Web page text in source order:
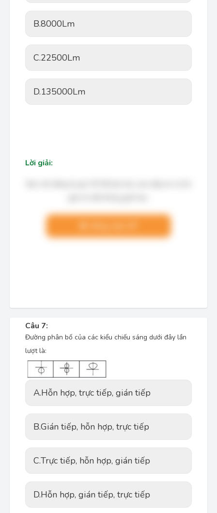
B.8000Lm
C.22500Lm
D.135000Lm
Lời giải:
Câu 7:
Đường phân bố của các kiểu chiếu sáng dưới đây lần
lượt là:
A.Hỗn hợp, trực tiếp, gián tiếp
B.Gián tiếp, hỗn hợp, trực tiếp
C.Trực tiếp, hỗn hợp, gián tiếp
D.Hỗn hợp, gián tiếp, trực tiếp